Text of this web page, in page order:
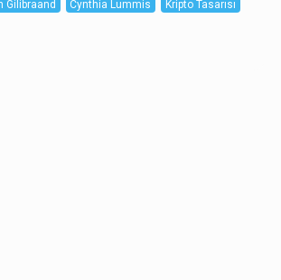
Gilibraand Cynthia Lummis Kripto Tasarısı